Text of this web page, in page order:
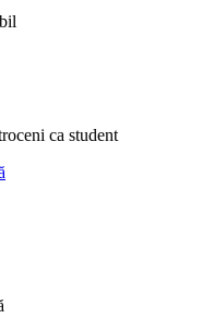
ca student